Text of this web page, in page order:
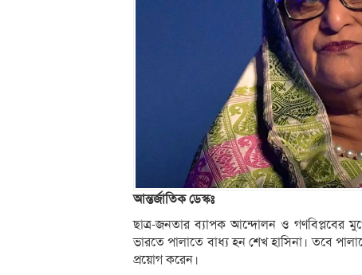
আন্তর্জাতিক ডেস্কঃ
ছাত্র-জনতার ব্যাপক আন্দোলন ও গণবিপ্লবের
ভারতে পালাতে বাধ্য হন শেখ হাসিনা। তবে
প্রয়োগ করেন।